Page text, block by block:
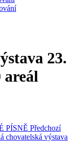
23.
areál
PÍSNĚ Předchozí
chovatelská výstava